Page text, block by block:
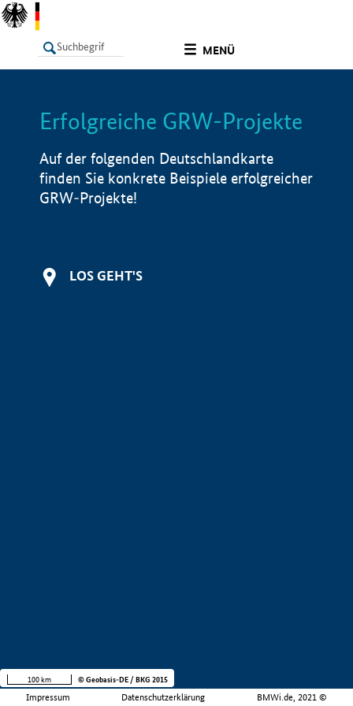
MENÜ
LISTE Info
Erfolgreiche GRW-Projekte
Auf der folgenden Deutschlandkarte
finden Sie konkrete Beispiele erfolgreicher
GRW-Projekte!
LOS GEHT'S
Impressum Datenschutzerklärung BMWi.de, 2021 ©
100 km © Geobasis-DE / BKG 2015